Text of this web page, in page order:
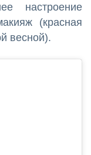
настроение
(красная
весной).